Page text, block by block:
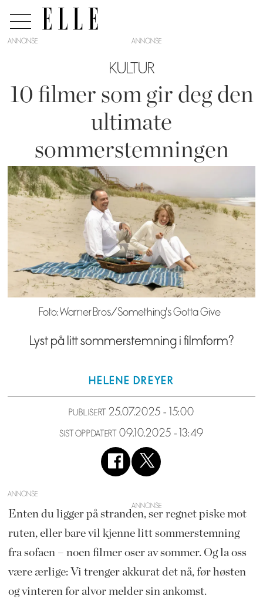
ANNONSE
KULTUR
10 filmer som gir deg den
ultimate
sommerstemningen
Foto: Warner Bros/Something's Gotta Give
Lyst på litt sommerstemning i filmform?
HELENE DREYER
PUBLISERT 25.07.2025 - 15:00
SIST OPPDATERT 09.10.2025 - 13:49
ANNONSE
Enten du ligger på stranden, ser regnet piske mot
ruten, eller bare vil kjenne litt sommerstemning
fra sofaen – noen filmer oser av sommer. Og la oss
være ærlige: Vi trenger akkurat det nå, før høsten
og vinteren for alvor melder sin ankomst.